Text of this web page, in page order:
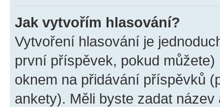
Jak vytvořím hlasování?
Vytvoření hlasování je
první příspěvek, pokud
oknem na přidávání příspěvků
ankety). Měli byste zadat